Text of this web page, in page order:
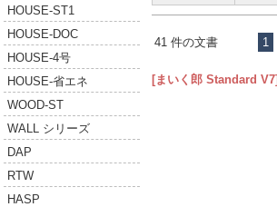
HOUSE-ST1
HOUSE-DOC
HOUSE-4号
HOUSE-省エネ
WOOD-ST
WALL シリーズ
DAP
RTW
HASP
41 件の文書 1
[まいく郎 Standard